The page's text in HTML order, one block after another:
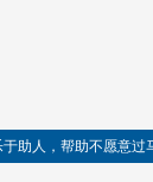
助人，帮助不愿意过